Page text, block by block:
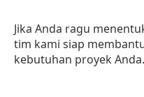
Jika Anda ragu
tim kami siap
kebutuhan proyek Anda.